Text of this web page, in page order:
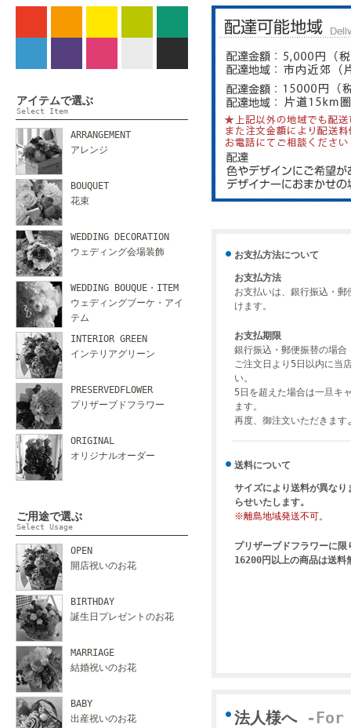
アイテムで選ぶ
Select Item
ARRANGEMENT
アレンジ
BOUQUET
花束
WEDDING DECORATION
ウェディング会場装飾
WEDDING BOUQUE・ITEM
ウェディングブーケ・アイ
テム
INTERIOR GREEN
インテリアグリーン
PRESERVEDFLOWER
プリザーブドフラワー
ORIGINAL
オリジナルオーダー
ご用途で選ぶ
Select Usage
OPEN
開店祝いのお花
BIRTHDAY
誕生日プレゼントのお花
MARRIAGE
結婚祝いのお花
BABY
出産祝いのお花
お支払方法について
お支払方法
お支払いは、銀行振込・
けます。
お支払期限
銀行振込・郵便振替の場合
ご注文日より5日以内に当
い。
5日を超えた場合は一旦キ
ます。
再度、御注文いただきます
送料について
サイズにより送料が異な
らせいたします。
※離島地域発送不可。
プリザーブドフラワーに限
16200円以上の商品は送料
法人様へ
-For